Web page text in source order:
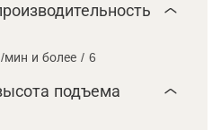
мин и более / 6
подъема